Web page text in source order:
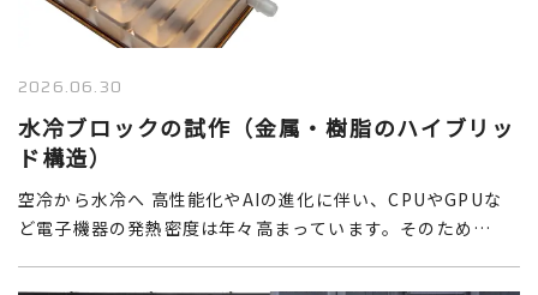
2026.06.30
水冷ブロックの試作（金属・樹脂のハイブリッ
ド構造）
空冷から水冷へ 高性能化やAIの進化に伴い、CPUやGPUな
ど電子機器の発熱密度は年々高まっています。そのため…